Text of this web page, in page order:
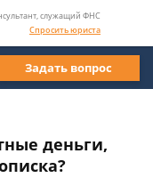
служащий ФНС
Спросить юриста
Задать вопрос
деньги,